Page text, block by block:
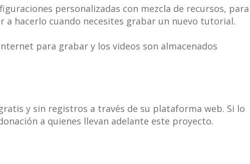
personalizadas con mezcla de recursos, para
a hacerlo cuando necesites grabar un nuevo tutorial.
para grabar y los videos son almacenados
y sin registros a través de su plataforma web. Si lo
a quienes llevan adelante este proyecto.